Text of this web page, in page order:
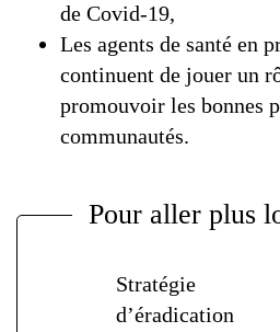
de Covid-19,
Les agents de santé en
continuent de jouer un
promouvoir les bonnes
communautés.
Pour aller plus
Stratégie
d’éradication